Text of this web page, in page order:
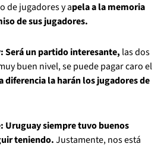
de jugadores y apela a la memoria
de sus jugadores.
Será un partido interesante, las dos
buen nivel, se puede pagar caro el
diferencia la harán los jugadores de
Uruguay siempre tuvo buenos
teniendo.Justamente, nos está